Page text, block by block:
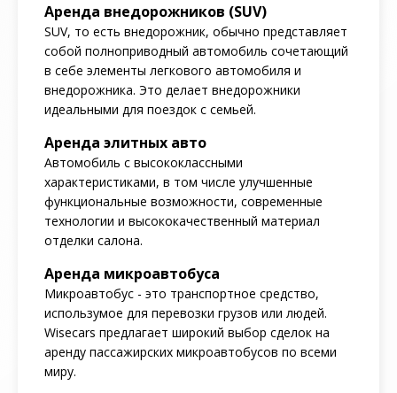
Аренда внедорожников (SUV)
SUV, то есть внедорожник, обычно представляет
собой полноприводный автомобиль сочетающий
в себе элементы легкового автомобиля и
внедорожника. Это делает внедорожники
идеальными для поездок с семьей.
Аренда элитных авто
Автомобиль с высококлассными
характеристиками, в том числе улучшенные
функциональные возможности, современные
технологии и высококачественный материал
отделки салона.
Аренда микроавтобуса
Микроавтобус - это транспортное средство,
использумое для перевозки грузов или людей.
Wisecars предлагает широкий выбор сделок на
аренду пассажирских микроавтобусов по всеми
миру.